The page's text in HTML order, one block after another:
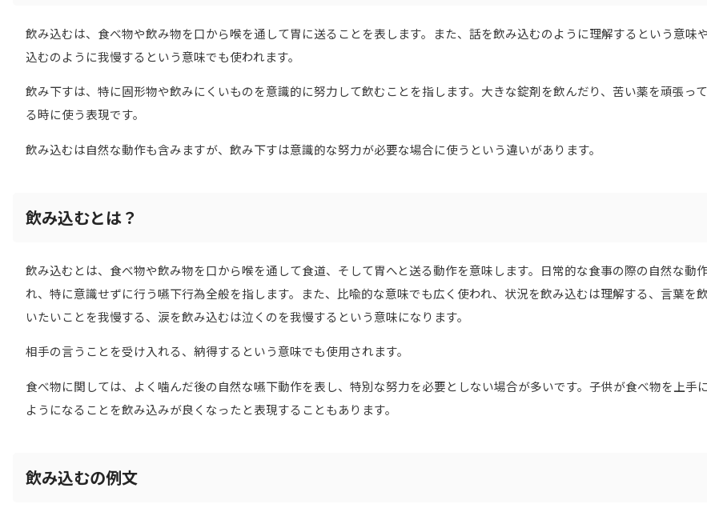
飲み込むは、食べ物や飲み物を口から喉を通して胃に送ることを表します。また、話を飲み込むのように理解するという意味
込むのように我慢するという意味でも使われます。
飲み下すは、特に固形物や飲みにくいものを意識的に努力して飲むことを指します。大きな錠剤を飲んだり、苦い薬を頑張っ
る時に使う表現です。
飲み込むは自然な動作も含みますが、飲み下すは意識的な努力が必要な場合に使うという違いがあります。
飲み込むとは？
飲み込むとは、食べ物や飲み物を口から喉を通して食道、そして胃へと送る動作を意味します。日常的な食事の際の自然な動
れ、特に意識せずに行う嚥下行為全般を指します。また、比喩的な意味でも広く使われ、状況を飲み込むは理解する、言葉を
いたいことを我慢する、涙を飲み込むは泣くのを我慢するという意味になります。
相手の言うことを受け入れる、納得するという意味でも使用されます。
食べ物に関しては、よく噛んだ後の自然な嚥下動作を表し、特別な努力を必要としない場合が多いです。子供が食べ物を上手
ようになることを飲み込みが良くなったと表現することもあります。
飲み込むの例文